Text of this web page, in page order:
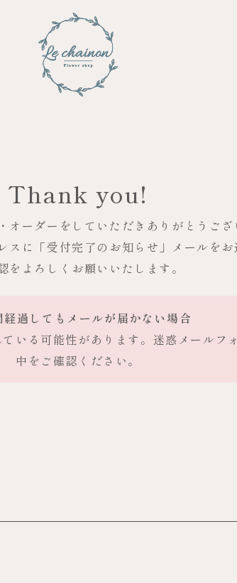
Thank you!
オーダーをしていただきありがとうござ
スに「受付完了のお知らせ」メールをお
をよろしくお願いいたします。
経過してもメールが届かない場合
いる可能性があります。迷惑メールフ
中をご確認ください。